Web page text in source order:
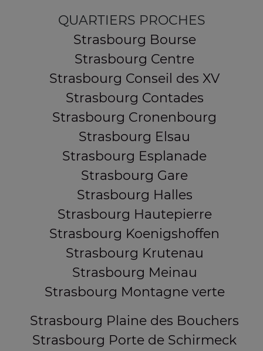
QUARTIERS PROCHES
Strasbourg Bourse
Strasbourg Centre
Strasbourg Conseil des XV
Strasbourg Contades
Strasbourg Cronenbourg
Strasbourg Elsau
Strasbourg Esplanade
Strasbourg Gare
Strasbourg Halles
Strasbourg Hautepierre
Strasbourg Koenigshoffen
Strasbourg Krutenau
Strasbourg Meinau
Strasbourg Montagne verte
Strasbourg Plaine des Bouchers
Strasbourg Porte de Schirmeck